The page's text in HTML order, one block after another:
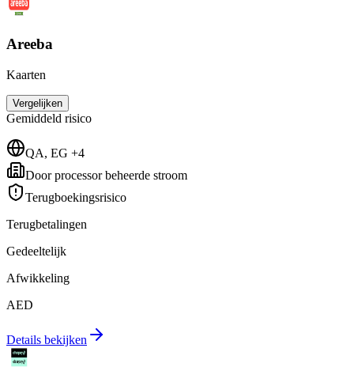
Areeba
Kaarten
Vergelijken
Gemiddeld risico
QA, EG +4
Door processor beheerde stroom
Terugboekingsrisico
Terugbetalingen
Gedeeltelijk
Afwikkeling
AED
Details bekijken